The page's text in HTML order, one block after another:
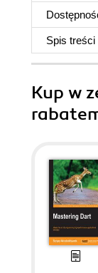
Spis treści
Kup w